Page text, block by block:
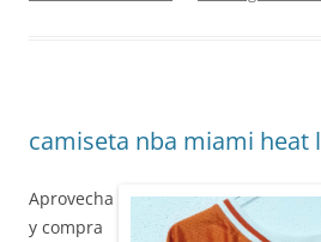
camiseta nba miami heat
Aprovecha
y compra